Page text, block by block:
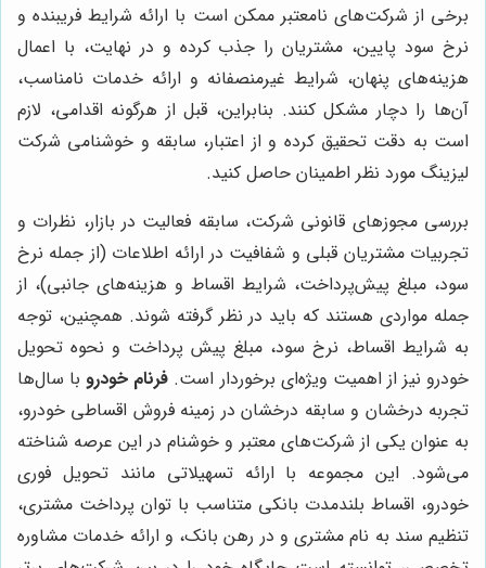
برخی از شرکت‌های نامعتبر ممکن است با ارائه شرایط فریبنده و
نرخ سود پایین، مشتریان را جذب کرده و در نهایت، با اعمال
هزینه‌های پنهان، شرایط غیرمنصفانه و ارائه خدمات نامناسب،
آن‌ها را دچار مشکل کنند. بنابراین، قبل از هرگونه اقدامی، لازم
است به دقت تحقیق کرده و از اعتبار، سابقه و خوشنامی شرکت
لیزینگ مورد نظر اطمینان حاصل کنید.
بررسی مجوزهای قانونی شرکت، سابقه فعالیت در بازار، نظرات و
تجربیات مشتریان قبلی و شفافیت در ارائه اطلاعات (از جمله نرخ
سود، مبلغ پیش‌پرداخت، شرایط اقساط و هزینه‌های جانبی)، از
جمله مواردی هستند که باید در نظر گرفته شوند. همچنین، توجه
به شرایط اقساط، نرخ سود، مبلغ پیش پرداخت و نحوه تحویل
خودرو نیز از اهمیت ویژه‌ای برخوردار است. فرنام خودرو با سال‌ها
تجربه درخشان و سابقه درخشان در زمینه فروش اقساطی خودرو،
به عنوان یکی از شرکت‌های معتبر و خوشنام در این عرصه شناخته
می‌شود. این مجموعه با ارائه تسهیلاتی مانند تحویل فوری
خودرو، اقساط بلندمدت بانکی متناسب با توان پرداخت مشتری،
تنظیم سند به نام مشتری و در رهن بانک، و ارائه خدمات مشاوره